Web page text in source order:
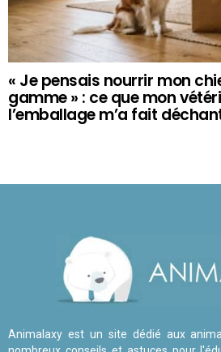
« Je pensais nourrir mon
gamme » : ce que mon
l’emballage m’a fait
Animalaxy est un site dédié aux